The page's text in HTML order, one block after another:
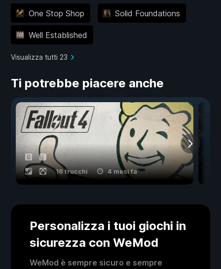
One Stop Shop Solid Foundations
Well Established
Visualizza tutti 23
Ti potrebbe piacere anche
16 trucchi 4 mesi fa
Personalizza i tuoi giochi in
sicurezza con WeMod
WeMod è sempre sicuro e sempre